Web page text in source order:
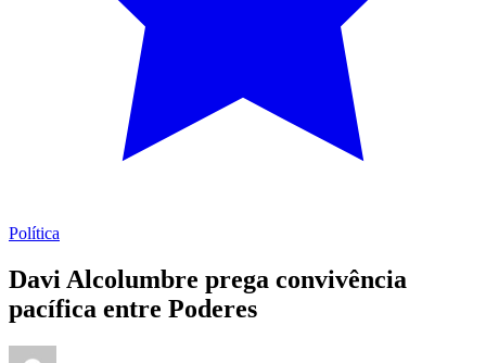
Política
Davi Alcolumbre prega convivência
pacífica entre Poderes